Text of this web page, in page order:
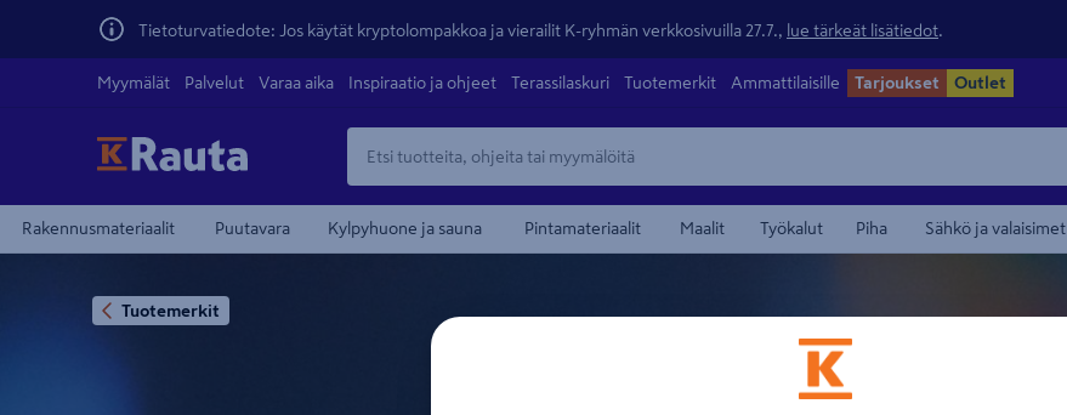
Tietoturvatiedote: Jos käytät kryptolompakkoa ja vierailit K-ryhmän verkkosivuilla 27.7., lue tärkeät lisätiedot
Myymälät Palvelut Varaa aika Inspiraatio ja ohjeet Terassilaskuri Tuotemerkit Ammattilaisille Tarjoukset Outlet
Rakennusmateriaalit Puutavara Kylpyhuone ja sauna Pintamateriaalit Maalit Työkalut Piha Sähkö ja valaisimet
Tuotemerkit